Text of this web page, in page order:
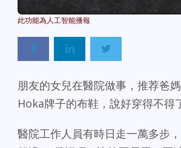
朋友的女兒在醫院做事，推荐爸
Hoka牌子的布鞋，說好穿得不得
醫院工作人員有時日走一萬多步